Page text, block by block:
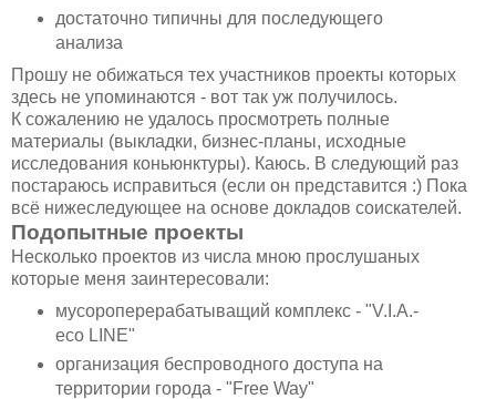
достаточно типичны для последующего
анализа
Прошу не обижаться тех участников проекты которых
здесь не упоминаются - вот так уж получилось.
К сожалению не удалось просмотреть полные
материалы (выкладки, бизнес-планы, исходные
исследования коньюнктуры). Каюсь. В следующий раз
постараюсь исправиться (если он представится :) Пока
всё нижеследующее на основе докладов соискателей.
Подопытные проекты
Несколько проектов из числа мною прослушаных
которые меня заинтересовали:
мусороперерабатыващий комплекс - "V.I.A.-
eco LINE"
организация беспроводного доступа на
территории города - "Free Way"